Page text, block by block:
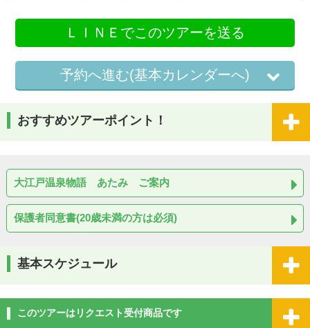
ＬＩＮＥでこのツアーを送る
予約へ進む(基本カレンダーへ)
おすすめツアーポイント！
大江戸温泉物語 あたみ ご案内
保護者同意書(20歳未満の方は必須)
基本スケジュール
このツアーはリクエスト受付商品です